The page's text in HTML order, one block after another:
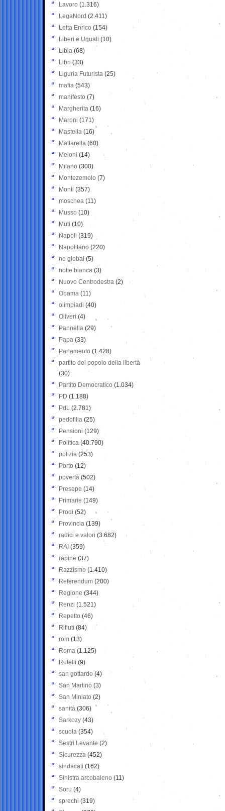
Lavoro (1.316)
LegaNord (2.411)
Letta Enrico (154)
Liberi e Uguali (10)
Libia (68)
Libri (33)
Liguria Futurista (25)
mafia (543)
manifesto (7)
Margherita (16)
Maroni (171)
Mastella (16)
Mattarella (60)
Meloni (14)
Milano (300)
Montezemolo (7)
Monti (357)
moschea (11)
Musso (10)
Muti (10)
Napoli (319)
Napolitano (220)
no global (5)
notte bianca (3)
Nuovo Centrodestra (2)
Obama (11)
olimpiadi (40)
Oliveri (4)
Pannella (29)
Papa (33)
Parlamento (1.428)
partito del popolo della libertà
(30)
Partito Democratico (1.034)
PD (1.188)
PdL (2.781)
pedofilia (25)
Pensioni (129)
Politica (40.790)
polizia (253)
Porto (12)
povertà (502)
Presepe (14)
Primarie (149)
Prodi (52)
Provincia (139)
radici e valori (3.682)
RAI (359)
rapine (37)
Razzismo (1.410)
Referendum (200)
Regione (344)
Renzi (1.521)
Repetto (46)
Rifiuti (84)
rom (13)
Roma (1.125)
Rutelli (9)
san gottardo (4)
San Martino (3)
San Miniato (2)
sanità (306)
Sarkozy (43)
scuola (354)
Sestri Levante (2)
Sicurezza (452)
sindacati (162)
Sinistra arcobaleno (11)
Soru (4)
sprechi (319)